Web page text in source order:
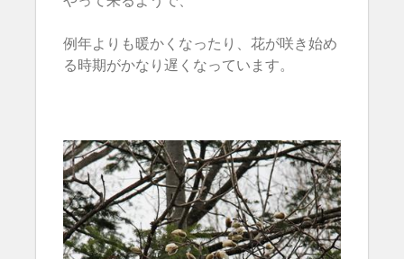
例年よりも暖かくなったり、花が咲き始め
る時期がかなり遅くなっています。